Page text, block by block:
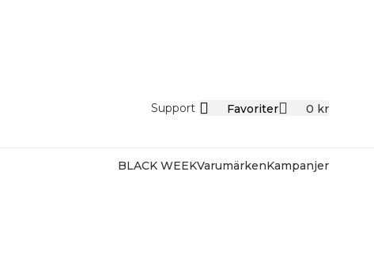
Support Favoriter 0 kr
BLACK WEEKVarumärkenKampanjer